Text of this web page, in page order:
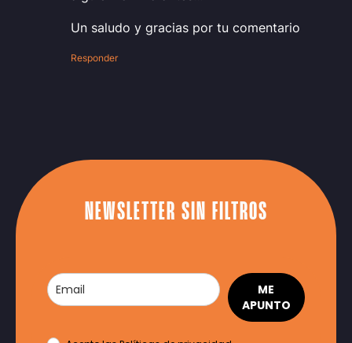
Un saludo y gracias por tu comentario
Responder
NEWSLETTER SIN FILTROS
ME
APUNTO